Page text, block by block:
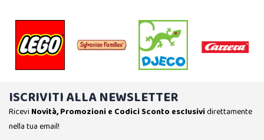
ISCRIVITI ALLA NEWSLETTER
Ricevi Novità, Promozioni e Codici Sconto esclusividirettamente
nella tua email!